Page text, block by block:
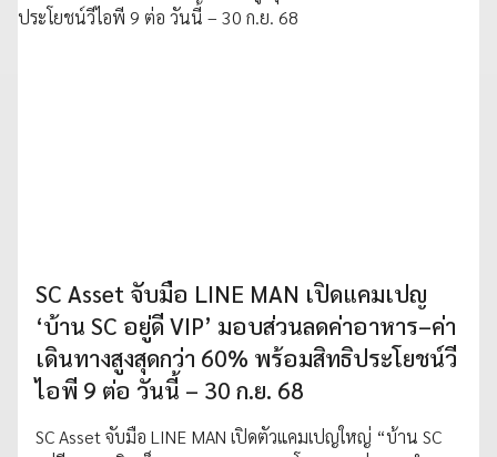
SC Asset จับมือ LINE MAN เปิดแคมเปญ
‘บ้าน SC อยู่ดี VIP’ มอบส่วนลดค่าอาหาร–ค่า
เดินทางสูงสุดกว่า 60% พร้อมสิทธิประโยชน์วี
ไอพี 9 ต่อ วันนี้ – 30 ก.ย. 68
SC Asset จับมือ LINE MAN เปิดตัวแคมเปญใหญ่ “บ้าน SC